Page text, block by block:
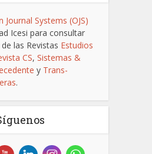
Journal Systems (OJS)
Icesi para consultar
las Revistas Estudios
CS, Sistemas &
y Trans-
.